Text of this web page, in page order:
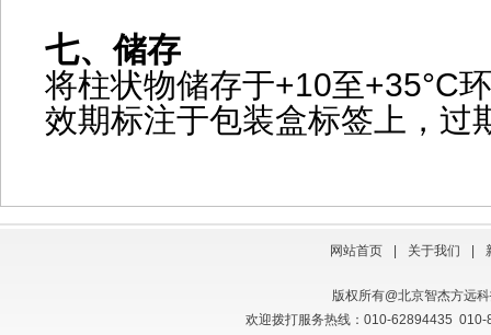
七、储存
将柱状物储存于+10至+35°C
效期标注于包装盒标签上，过
网站首页 关于我们
版权所有@北京智杰方
欢迎拨打服务热线：010-62894435